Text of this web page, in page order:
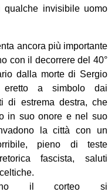
qualche invisibile uomo
ancora più importante
con il decorrere del 40°
dalla morte di Sergio
eretto a simbolo dai
di estrema destra, che
in suo onore e nel suo
la città con un
pieno di teste
fascista, saluti
il corteo si